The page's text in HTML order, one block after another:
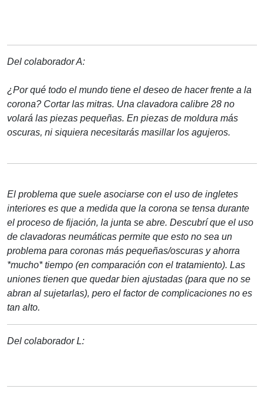
Del colaborador A:
¿Por qué todo el mundo tiene el deseo de hacer frente a la
corona? Cortar las mitras. Una clavadora calibre 28 no
volará las piezas pequeñas. En piezas de moldura más
oscuras, ni siquiera necesitarás masillar los agujeros.
El problema que suele asociarse con el uso de ingletes
interiores es que a medida que la corona se tensa durante
el proceso de fijación, la junta se abre. Descubrí que el uso
de clavadoras neumáticas permite que esto no sea un
problema para coronas más pequeñas/oscuras y ahorra
*mucho* tiempo (en comparación con el tratamiento). Las
uniones tienen que quedar bien ajustadas (para que no se
abran al sujetarlas), pero el factor de complicaciones no es
tan alto.
Del colaborador L: